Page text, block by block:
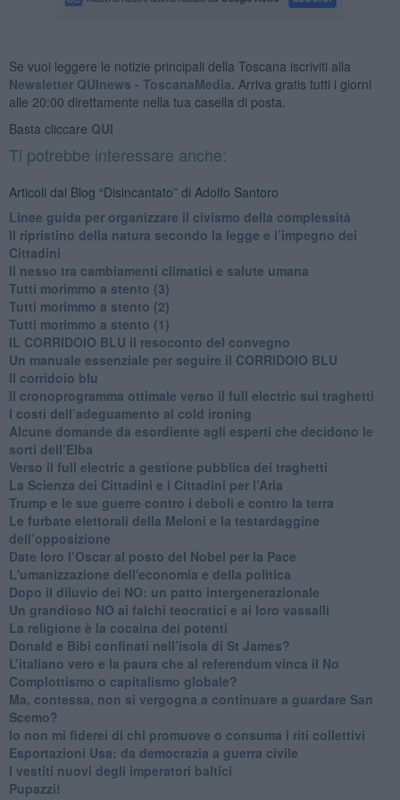
Se vuoi leggere le notizie principali della Toscana iscriviti alla
Newsletter QUInews - ToscanaMedia. Arriva gratis tutti i giorni
alle 20:00 direttamente nella tua casella di posta.
Basta cliccare QUI
Ti potrebbe interessare anche:
Articoli dal Blog “Disincantato” di Adolfo Santoro
​Linee guida per organizzare il civismo della complessità
​Il ripristino della natura secondo la legge e l’impegno dei
Cittadini
Il nesso tra cambiamenti climatici e salute umana
Tutti morimmo a stento (3)
Tutti morimmo a stento (2)
​Tutti morimmo a stento (1)
IL CORRIDOIO BLU il resoconto del convegno
Un manuale essenziale per seguire il CORRIDOIO BLU
Il corridoio blu
​Il cronoprogramma ottimale verso il full electric sui traghetti
​I costi dell’adeguamento al cold ironing
Alcune domande da esordiente agli esperti che decidono le
sorti dell’Elba
Verso il full electric a gestione pubblica dei traghetti​
​La Scienza dei Cittadini e i Cittadini per l’Aria
Trump e le sue guerre contro i deboli e contro la terra
​Le furbate elettorali della Meloni e la testardaggine
dell’opposizione
​Date loro l’Oscar al posto del Nobel per la Pace
L'umanizzazione dell'economia e della politica
​Dopo il diluvio dei NO: un patto intergenerazionale
​Un grandioso NO ai falchi teocratici e ai loro vassalli
La religione è la cocaina dei potenti
Donald e Bibi confinati nell’isola di St James?
L’italiano vero e la paura che al referendum vinca il No
​Complottismo o capitalismo globale?
​Ma, contessa, non si vergogna a continuare a guardare San
Scemo?
​Io non mi fiderei di chi promuove o consuma i riti collettivi
Esportazioni Usa: da democrazia a guerra civile
​I vestiti nuovi degli imperatori baltici
​Pupazzi!